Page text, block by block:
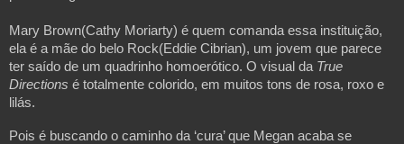
Mary Brown(Cathy Moriarty) é quem comanda essa instituição,
ela é a mãe do belo Rock(Eddie Cibrian), um jovem que parece
ter saído de um quadrinho homoerótico. O visual da True
Directions é totalmente colorido, em muitos tons de rosa, roxo e
lilás.
Pois é buscando o caminho da ‘cura’ que Megan acaba se